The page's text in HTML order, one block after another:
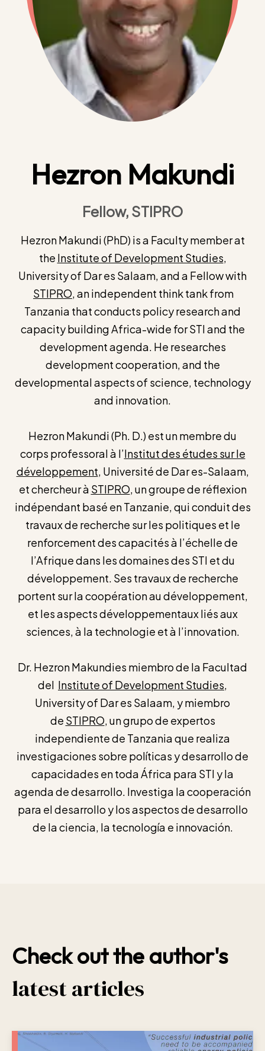
Hezron Makundi
Fellow, STIPRO
Hezron Makundi (PhD) is a Faculty member at
the Institute of Development Studies,
University of Dar es Salaam, and a Fellow with
STIPRO, an independent think tank from
Tanzania that conducts policy research and
capacity building Africa-wide for STI and the
development agenda. He researches
development cooperation, and the
developmental aspects of science, technology
and innovation.
Hezron Makundi (Ph. D.) est un membre du
corps professoral à l’Institut des études sur le
développement, Université de Dar es-Salaam,
et chercheur à STIPRO, un groupe de réflexion
indépendant basé en Tanzanie, qui conduit des
travaux de recherche sur les politiques et le
renforcement des capacités à l’échelle de
l’Afrique dans les domaines des STI et du
développement. Ses travaux de recherche
portent sur la coopération au développement,
et les aspects développementaux liés aux
sciences, à la technologie et à l’innovation.
Dr. Hezron Makundies miembro de la Facultad
del Institute of Development Studies,
University of Dar es Salaam, y miembro
de STIPRO, un grupo de expertos
independiente de Tanzania que realiza
investigaciones sobre políticas y desarrollo de
capacidades en toda África para STI y la
agenda de desarrollo. Investiga la cooperación
para el desarrollo y los aspectos de desarrollo
de la ciencia, la tecnología e innovación.
Check out the author's
latest articles